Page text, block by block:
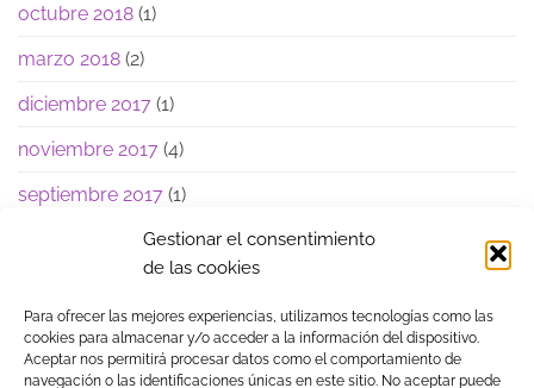
Gestionar el consentimiento
de las cookies
Para ofrecer las mejores experiencias, utilizamos tecnologías como las
cookies para almacenar y/o acceder a la información del dispositivo.
Aceptar nos permitirá procesar datos como el comportamiento de
navegación o las identificaciones únicas en este sitio. No aceptar puede
octubre 2018 (1)
marzo 2018 (2)
diciembre 2017 (1)
noviembre 2017 (4)
septiembre 2017 (1)